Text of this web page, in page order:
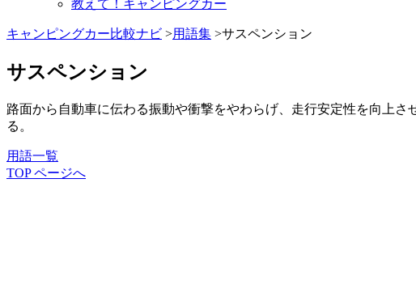
教えて！キャンピングカー
キャンピングカー比較ナビ >用語集 >サスペンション
サスペンション
路面から自動車に伝わる振動や衝撃をやわらげ、走行安定性を向上
る。
用語一覧
TOP ページへ